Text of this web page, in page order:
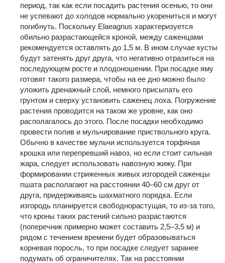
период, так как если посадить растения осенью, то они
не успевают до холодов нормально укорениться и могут
погибнуть. Поскольку Elaeagnus характеризуется
обильно разрастающейся кроной, между саженцами
рекомендуется оставлять до 1,5 м. В ином случае кусты
будут затенять друг друга, что негативно отразиться на
последующем росте и плодоношении. При посадке яму
готовят такого размера, чтобы на ее дно можно было
уложить дренажный слой, немного присыпать его
грунтом и сверху установить саженец лоха. Погружение
растения проводится на таком же уровне, как оно
располагалось до этого. После посадки необходимо
провести полив и мульчирование приствольного круга.
Обычно в качестве мульчи используется торфяная
крошка или перепревший навоз, но если стоит сильная
жара, следует использовать навозную жижу. При
формировании стриженных живых изгородей саженцы
пшата располагают на расстоянии 40–60 см друг от
друга, придерживаясь шахматного порядка. Если
изгородь планируется свободнорастущая, то из-за того,
что кроны таких растений сильно разрастаются
(поперечник примерно может составить 2,5–3,5 м) и
рядом с течением времени будет образовываться
корневая поросль, то при посадке следует заранее
подумать об ограничителях. Так на расстоянии